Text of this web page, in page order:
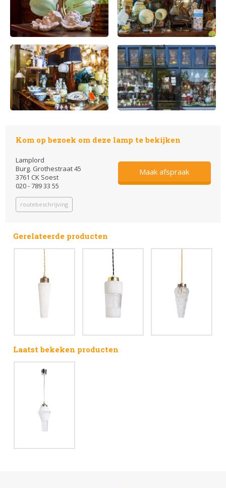
Kom op bezoek om deze lamp te bekijken
Lamplord
Burg. Grothestraat 45
3761 CK Soest
020 - 789 33 55
routebeschrijving
Maak afspraak
Gerelateerde producten
Laatst bekeken producten